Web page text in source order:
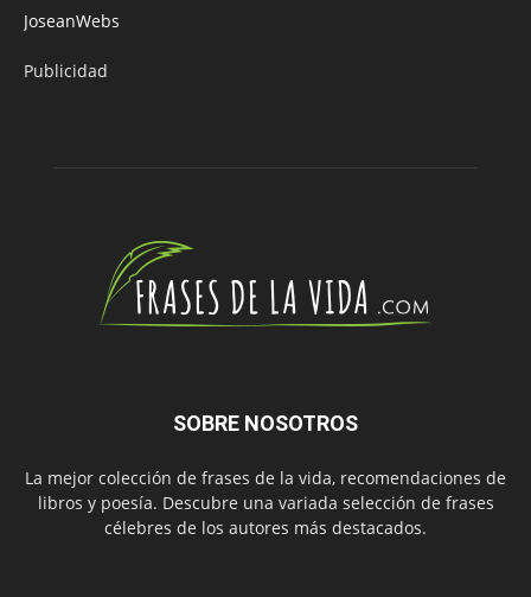
JoseanWebs
Publicidad
SOBRE NOSOTROS
La mejor colección de frases de la vida, recomendaciones de
libros y poesía. Descubre una variada selección de frases
célebres de los autores más destacados.